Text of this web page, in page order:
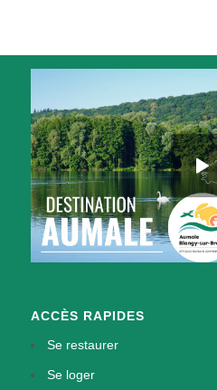
ACCÈS RAPIDES
Se restaurer
Se loger